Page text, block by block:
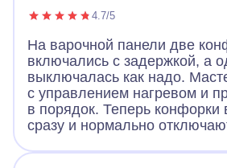
4.7/5
На варочной панели две
включались с задержкой, а
выключалась как надо.
с управлением нагревом и
в порядок. Теперь конфорки
сразу и нормально